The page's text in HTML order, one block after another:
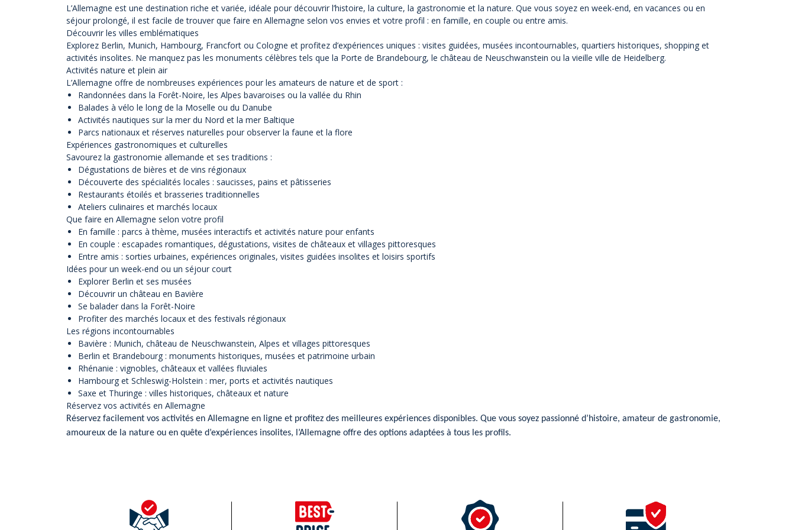
L’Allemagne est une destination riche et variée, idéale pour découvrir l’histoire, la culture, la gastronomie et la nature. Que vous soyez en week-end, en vacances ou en
séjour prolongé, il est facile de trouver que faire en Allemagne selon vos envies et votre profil : en famille, en couple ou entre amis.
Découvrir les villes emblématiques
Explorez Berlin, Munich, Hambourg, Francfort ou Cologne et profitez d’expériences uniques : visites guidées, musées incontournables, quartiers historiques, shopping et
activités insolites. Ne manquez pas les monuments célèbres tels que la Porte de Brandebourg, le château de Neuschwanstein ou la vieille ville de Heidelberg.
Activités nature et plein air
L’Allemagne offre de nombreuses expériences pour les amateurs de nature et de sport :
Randonnées dans la Forêt-Noire, les Alpes bavaroises ou la vallée du Rhin
Balades à vélo le long de la Moselle ou du Danube
Activités nautiques sur la mer du Nord et la mer Baltique
Parcs nationaux et réserves naturelles pour observer la faune et la flore
Expériences gastronomiques et culturelles
Savourez la gastronomie allemande et ses traditions :
Dégustations de bières et de vins régionaux
Découverte des spécialités locales : saucisses, pains et pâtisseries
Restaurants étoilés et brasseries traditionnelles
Ateliers culinaires et marchés locaux
Que faire en Allemagne selon votre profil
En famille : parcs à thème, musées interactifs et activités nature pour enfants
En couple : escapades romantiques, dégustations, visites de châteaux et villages pittoresques
Entre amis : sorties urbaines, expériences originales, visites guidées insolites et loisirs sportifs
Idées pour un week-end ou un séjour court
Explorer Berlin et ses musées
Découvrir un château en Bavière
Se balader dans la Forêt-Noire
Profiter des marchés locaux et des festivals régionaux
Les régions incontournables
Bavière : Munich, château de Neuschwanstein, Alpes et villages pittoresques
Berlin et Brandebourg : monuments historiques, musées et patrimoine urbain
Rhénanie : vignobles, châteaux et vallées fluviales
Hambourg et Schleswig-Holstein : mer, ports et activités nautiques
Saxe et Thuringe : villes historiques, châteaux et nature
Réservez vos activités en Allemagne
Réservez facilement vos activités en Allemagne en ligne et profitez des meilleures expériences disponibles. Que vous soyez passionné d’histoire, amateur de gastronomie,
amoureux de la nature ou en quête d’expériences insolites, l’Allemagne offre des options adaptées à tous les profils.